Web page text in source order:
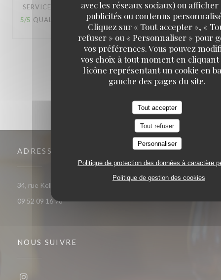
avec les réseaux sociaux) ou afficher
publicités ou contenus
Cliquez sur « Tout accepter », «
refuser » ou « Personnaliser » pour
vos préférences. Vous pouvez
vos choix à tout moment en
l'icône représentant un cookie en
gauche des pages du site.
Tout accepter
Tout refuser
Personnaliser
Politique de protection des données à caractère
Politique de gestion des cookies
SERVICE AMBIANCE: 5/5 CUISINE:
5/5 QUALITÉ / PRIX : 5/5
2
ADRESSE
34, rue Keller 75011 Paris
09 52 09 16 78
NOUS SUIVRE